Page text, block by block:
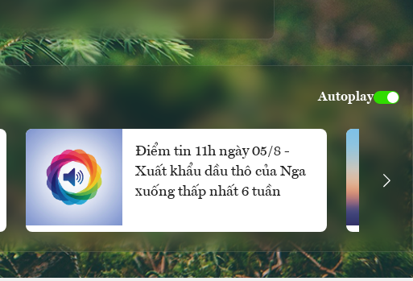
Autoplay
Điểm tin 11h ngày 05/8 -
Xuất khẩu dầu thô của Nga
xuống thấp nhất 6 tuần